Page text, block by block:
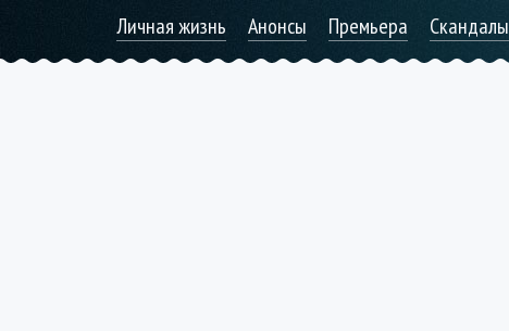
Личная жизнь Анонсы Премьера Скандалы